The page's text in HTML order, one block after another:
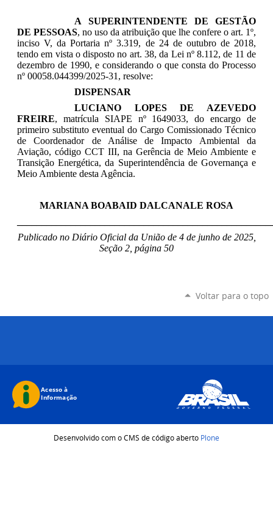
A SUPERINTENDENTE DE GESTÃO
DE PESSOAS, no uso da atribuição que lhe confere o art. 1º,
inciso V, da Portaria nº 3.319, de 24 de outubro de 2018,
tendo em vista o disposto no art. 38, da Lei nº 8.112, de 11 de
dezembro de 1990, e considerando o que consta do Processo
nº 00058.044399/2025-31, resolve:
DISPENSAR
LUCIANO LOPES DE AZEVEDO
FREIRE, matrícula SIAPE nº 1649033, do encargo de
primeiro substituto eventual do Cargo Comissionado Técnico
de Coordenador de Análise de Impacto Ambiental da
Aviação, código CCT III, na Gerência de Meio Ambiente e
Transição Energética, da Superintendência de Governança e
Meio Ambiente desta Agência.
MARIANA BOABAID DALCANALE ROSA
Publicado no Diário Oficial da União de 4 de junhode 2025,
Seção 2, página 50
Voltar para o topo
Desenvolvido com o CMS de código aberto Plone